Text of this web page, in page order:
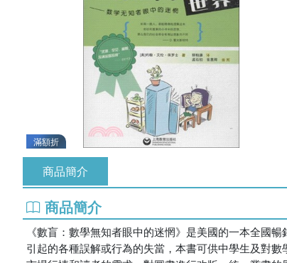
滿額折
商品簡介
商品簡介
《數盲：數學無知者眼中的迷惘》是美國的一本全國
引起的各種誤解或行為的失當，本書可供中學生及對